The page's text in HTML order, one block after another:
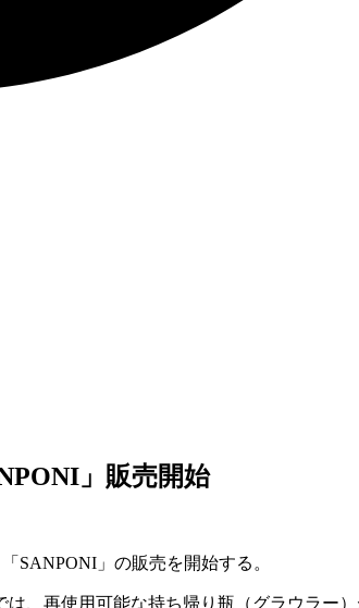
」販売開始
SANPONI」の販売を開始する。
、再使用可能な持ち帰り瓶（グラウラー